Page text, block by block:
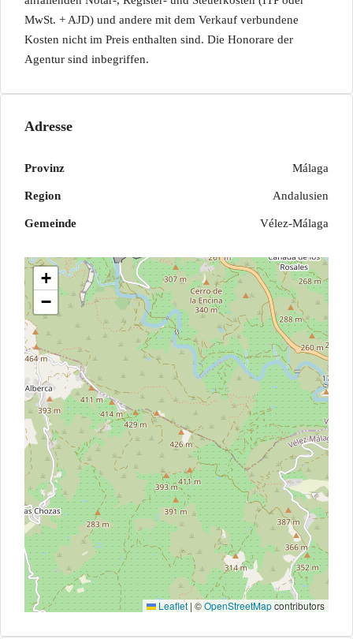
MwSt. + AJD) und andere mit dem Verkauf verbundene
Kosten nicht im Preis enthalten sind. Die Honorare der
Agentur sind inbegriffen.
Adresse
Provinz Málaga
Region Andalusien
Gemeinde Vélez-Málaga
+
−
Leaflet | ©OpenStreetMapcontributors